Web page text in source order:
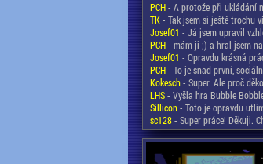
PCH- A protože při ukládání
TK- Tak jsem si ještě trochu
Josef01 - Já jsem upravil
PCH- mám ji ;) a hral jsem
Josef01 - Opravdu krásná
PCH- To je snad první,
Kokesch- Super. Ale proč
LHS- Vyšla hra Bubble
Sillicon- Toto je opravdu
sc128- Super práce! Děkuji.